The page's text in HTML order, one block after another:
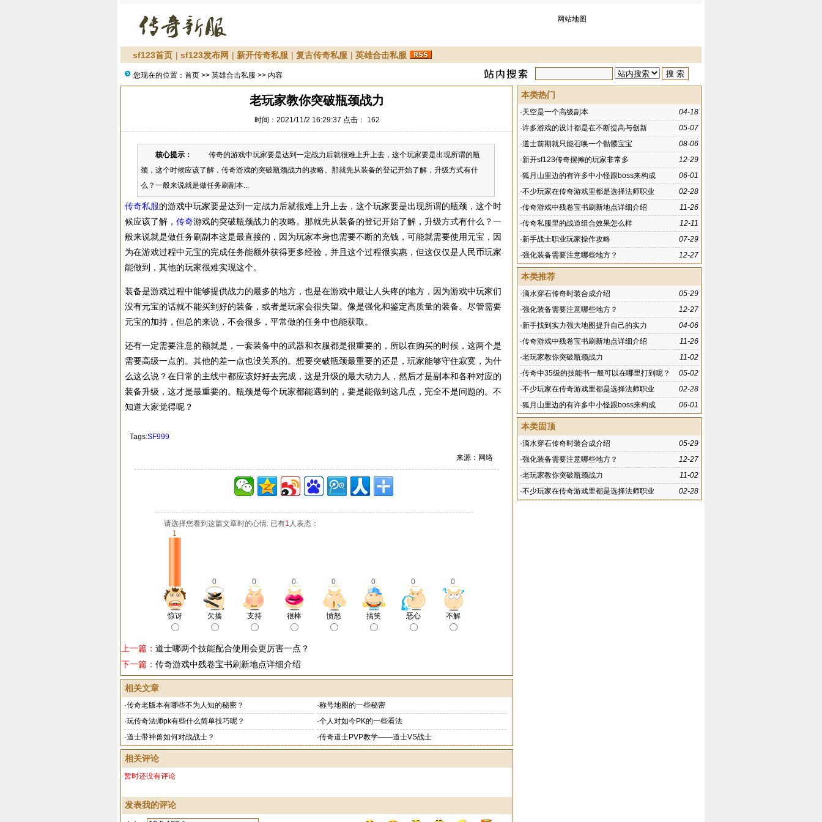
网站地图
sf123首页 | sf123发布网 | 新开传奇私服 | 复古传奇私服 | 英雄合击私服
您现在的位置： 首页 >> 英雄合击私服 >> 内容
老玩家教你突破瓶颈战力
时间：2021/11/2 16:29:37 点击： 162
核心提示：
传奇的游戏中玩家要是达到一定战力后就很难上升上去，这个玩家要是出现所谓的瓶
颈，这个时候应该了解，传奇游戏的突破瓶颈战力的攻略。那就先从装备的登记开始了解，升级方式有什
么？一般来说就是做任务刷副本...
传奇私服的游戏中玩家要是达到一定战力后就很难上升上去，这个玩家要是出现所谓的瓶颈，这个时
候应该了解， 传奇游戏的突破瓶颈战力的攻略。那就先从装备的登记开始了解，升级方式有什么？一
般来说就是做任务刷副本这是最直接的，因为玩家本身也需要不断的充钱，可能就需要使用元宝，因
为在游戏过程中元宝的完成任务能额外获得更多经验，并且这个过程很实惠，但这仅仅是人民币玩家
能做到，其他的玩家很难实现这个。
装备是游戏过程中能够提供战力的最多的地方，也是在游戏中最让人头疼的地方，因为游戏中玩家们
没有元宝的话就不能买到好的装备，或者是玩家会很失望。像是强化和鉴定高质量的装备。尽管需要
元宝的加持，但总的来说，不会很多，平常做的任务中也能获取。
还有一定需要注意的额就是，一套装备中的武器和衣服都是很重要的，所以在购买的时候，这两个是
需要高级一点的。其他的差一点也没关系的。想要突破瓶颈最重要的还是，玩家能够守住寂寞，为什
么这么说？在日常的主线中都应该好好去完成，这是升级的最大动力人，然后才是副本和各种对应的
装备升级，这才是最重要的。瓶颈是每个玩家都能遇到的，要是能做到这几点，完全不是问题的。不
知道大家觉得呢？
Tags:SF999
来源：网络
请选择您看到这篇文章时的心情: 已有1 人表态：
1
0 0 0 0 0 0 0
惊讶 欠揍 支持 很棒 愤怒 搞笑 恶心 不解
上一篇： 道士哪两个技能配合使用会更厉害一点？
下一篇： 传奇游戏中残卷宝书刷新地点详细介绍
相关文章
·传奇老版本有哪些不为人知的秘密？ ·称号地图的一些秘密
·玩传奇法师pk有些什么简单技巧呢？ ·个人对如今PK的一些看法
·道士带神兽如何对战战士？ ·传奇道士PVP教学——道士VS战士
相关评论
暂时还没有评论
发表我的评论
本类热门
04-18
·天空是一个高级副本
05-07
·许多游戏的设计都是在不断提高与创新
08-06
·道士前期就只能召唤一个骷髅宝宝
12-29
·新开sf123传奇摆摊的玩家非常多
06-01
·狐月山里边的有许多中小怪跟boss来构成
02-28
·不少玩家在传奇游戏里都是选择法师职业
11-26
·传奇游戏中残卷宝书刷新地点详细介绍
12-11
·传奇私服里的战道组合效果怎么样
07-29
·新手战士职业玩家操作攻略
12-27
·强化装备需要注意哪些地方？
本类推荐
05-29
·滴水穿石传奇时装合成介绍
12-27
·强化装备需要注意哪些地方？
04-06
·新手找到实力强大地图提升自己的实力
11-26
·传奇游戏中残卷宝书刷新地点详细介绍
11-02
·老玩家教你突破瓶颈战力
05-02
·传奇中35级的技能书一般可以在哪里打到呢？
02-28
·不少玩家在传奇游戏里都是选择法师职业
06-01
·狐月山里边的有许多中小怪跟boss来构成
本类固顶
05-29
·滴水穿石传奇时装合成介绍
12-27
·强化装备需要注意哪些地方？
11-02
·老玩家教你突破瓶颈战力
02-28
·不少玩家在传奇游戏里都是选择法师职业